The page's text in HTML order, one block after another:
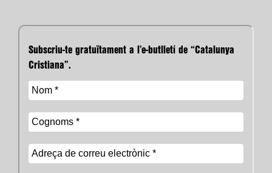
Subscriu-te gratuïtament a l’e-butlletí de “Catalunya
Cristiana”.